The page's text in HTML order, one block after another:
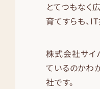
とてつもなく
育てすらも、
株式会社サイ
ているのかわ
社です。